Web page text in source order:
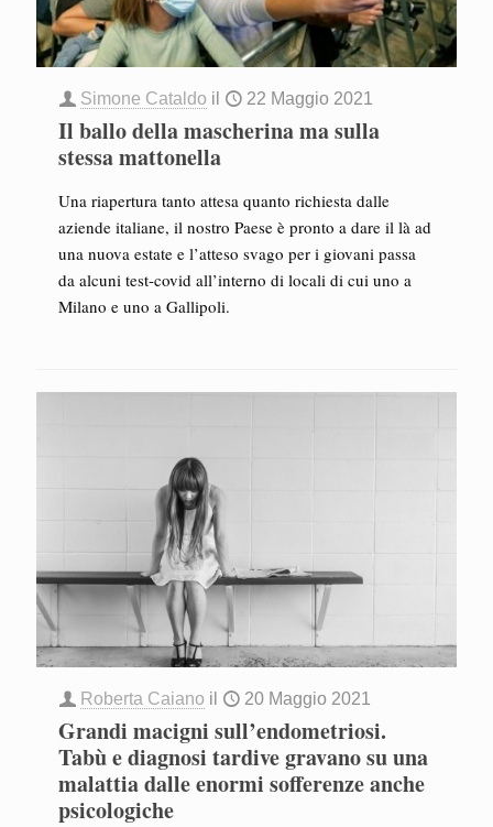
Simone Cataldo il 22 Maggio 2021
Il ballo della mascherina ma sulla
stessa mattonella
Una riapertura tanto attesa quanto richiesta dalle
aziende italiane, il nostro Paese è pronto a dare il là ad
una nuova estate e l’atteso svago per i giovani passa
da alcuni test-covid all’interno di locali di cui uno a
Milano e uno a Gallipoli.
Roberta Caiano il 20 Maggio 2021
Grandi macigni sull’endometriosi.
Tabù e diagnosi tardive gravano su una
malattia dalle enormi sofferenze anche
psicologiche